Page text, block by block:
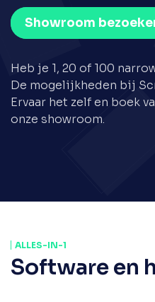
Showroom
Heb je 1, 20 of 100
De mogelijkheden bij
Ervaar het zelf en boek
onze showroom.
ALLES-IN-1
Software en